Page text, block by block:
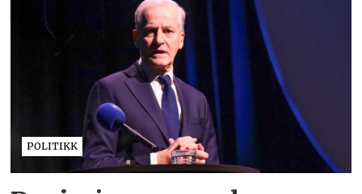
POLITIKK